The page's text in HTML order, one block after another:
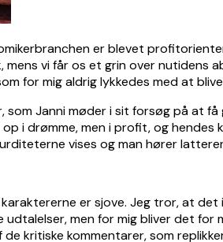
er blevet
mens vi får os et grin over
for mig aldrig lykkedes med at
Janni møder i sit forsøg på at
i drømme, men i profit, og
vises og man hører
er sjove. Jeg tror, at
men for mig bliver det
kritiske kommentarer, som